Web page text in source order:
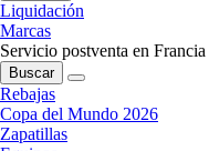
Liquidación
Marcas
Servicio postventa en Francia
Buscar
Rebajas
Copa del Mundo 2026
Zapatillas